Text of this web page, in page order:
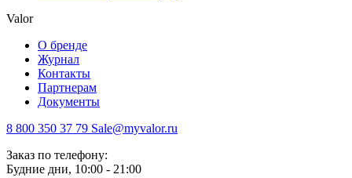
Valor
О бренде
Журнал
Контакты
Партнерам
Документы
8 800 350 37 79 Sale@myvalor.ru
Заказ по телефону:
Будние дни, 10:00 - 21:00